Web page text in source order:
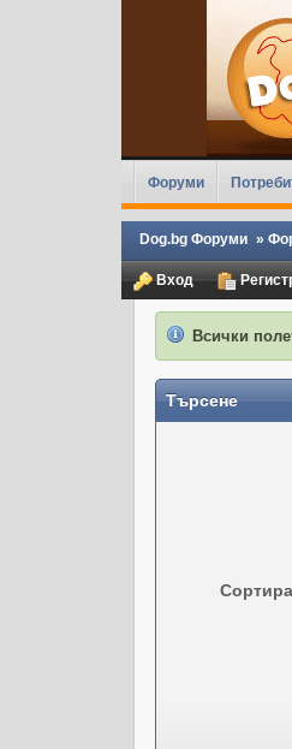
Форуми
Dog.bg Форуми »
Вход
Всички
Търсене